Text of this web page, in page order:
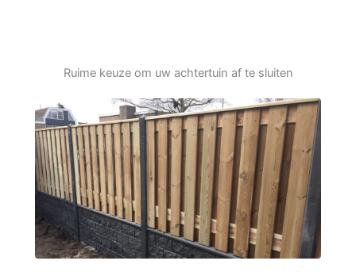
Ruime keuze om uw achtertuin af te sluiten